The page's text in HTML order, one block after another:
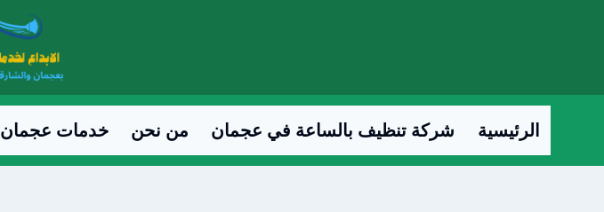
الرئيسية شركة تنظيف بالساعة في عجمان من نحن خدمات عجمان